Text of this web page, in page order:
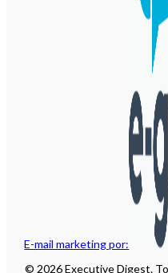
E-mail marketing por:
© 2026 Executive Digest.